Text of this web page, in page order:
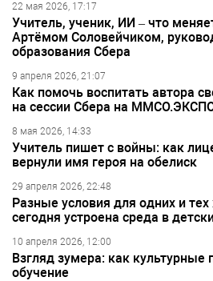
22 мая 2026, 17:17
Учитель, ученик, ИИ – что
Артёмом Соловейчиком,
образования Сбера
9 апреля 2026, 21:07
Как помочь воспитать автора
на сессии Сбера на
8 мая 2026, 14:33
Учитель пишет с войны: как
вернули имя героя на обелиск
29 апреля 2026, 22:48
Разные условия для одних и
сегодня устроена среда в
10 апреля 2026, 12:00
Взгляд зумера: как
обучение